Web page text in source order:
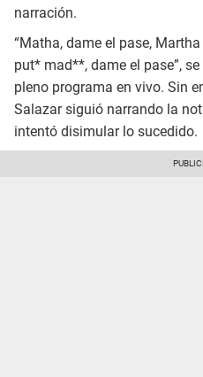
narración.
“Matha, dame el pase,
put* mad**, dame el pase”,
pleno programa en vivo. Sin
Salazar siguió narrando la
intentó disimular lo sucedido.